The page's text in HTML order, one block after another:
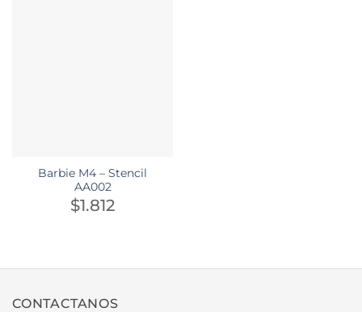
Barbie M4 – Stencil
AA002
$1.812
CONTACTANOS